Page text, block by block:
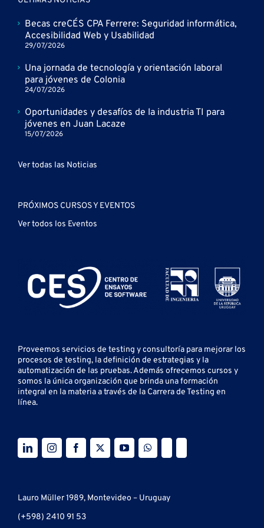
Becas creCÉS CPA Ferrere: Seguridad informática,
Accesibilidad Web y Usabilidad
29/07/2026
Una jornada de tecnología y orientación laboral
para jóvenes de Colonia
24/07/2026
Oportunidades y desafíos de la industria TI para
jóvenes en Juan Lacaze
15/07/2026
Ver todas las Noticias
PRÓXIMOS CURSOS Y EVENTOS
Ver todos los Eventos
Proveemos servicios de testing yconsultoría para mejorar los
procesos de testing, la definición de estrategias y la
automatización de las pruebas.Además ofrecemos cursos y
somos la única organización que brinda una formación
integral en la materia a través de la Carrera de Testing en
línea.
Lauro Müller 1989, Montevideo – Uruguay
(+598) 2410 91 53